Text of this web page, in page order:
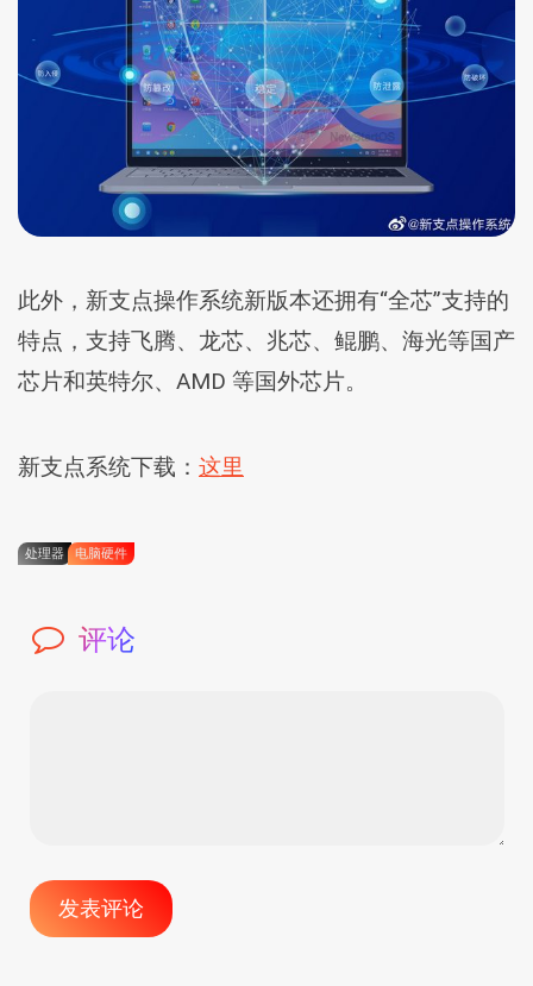
此外，新支点操作系统新版本还拥有“全芯”支持的
特点，支持飞腾、龙芯、兆芯、鲲鹏、海光等国产
芯片和英特尔、AMD 等国外芯片。
新支点系统下载： 这里
处理器 电脑硬件
评论